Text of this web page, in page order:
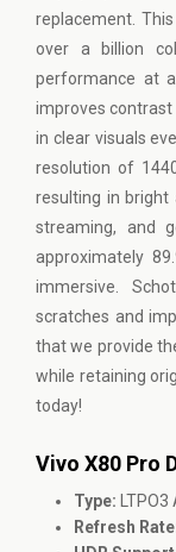
replacement. This
over a billion
performance at
improves
in clear visuals
resolution of
resulting in bright
streaming, and
approximately
immersive.
scratches and
that we provide
while retaining
today!
Vivo X80 Pro
Type:
Refresh